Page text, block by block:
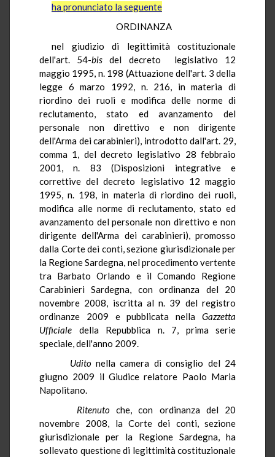
ha pronunciato la seguente
ORDINANZA
nel giudizio di legittimità costituzionale
dell'art. 54-bis del decreto legislativo 12
maggio 1995, n. 198 (Attuazione dell'art. 3 della
legge 6 marzo 1992, n. 216, in materia di
riordino dei ruoli e modifica delle norme di
reclutamento, stato ed avanzamento del
personale non direttivo e non dirigente
dell'Arma dei carabinieri), introdotto dall'art. 29,
comma 1, del decreto legislativo 28 febbraio
2001, n. 83 (Disposizioni integrative e
correttive del decreto legislativo 12 maggio
1995, n. 198, in materia di riordino dei ruoli,
modifica alle norme di reclutamento, stato ed
avanzamento del personale non direttivo e non
dirigente dell'Arma dei carabinieri), promosso
dalla Corte dei conti, sezione giurisdizionale per
la Regione Sardegna, nel procedimento vertente
tra Barbato Orlando e il Comando Regione
Carabinieri Sardegna, con ordinanza del 20
novembre 2008, iscritta al n. 39 del registro
ordinanze 2009 e pubblicata nella Gazzetta
Ufficiale della Repubblica n. 7, prima serie
speciale, dell'anno 2009.
Udito nella camera di consiglio del 24
giugno 2009 il Giudice relatore Paolo Maria
Napolitano.
Ritenutoche, con ordinanza del 20
novembre 2008, la Corte dei conti, sezione
giurisdizionale per la Regione Sardegna, ha
sollevato questione di legittimità costituzionale